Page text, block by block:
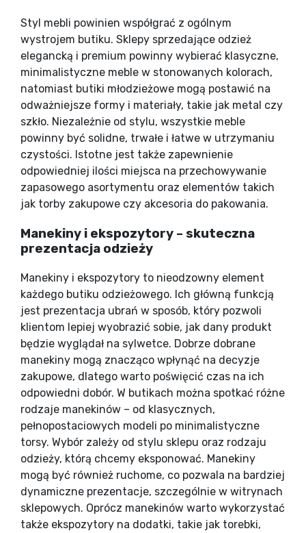
Styl mebli powinien współgrać z ogólnym
wystrojem butiku. Sklepy sprzedające odzież
elegancką i premium powinny wybierać klasyczne,
minimalistyczne meble w stonowanych kolorach,
natomiast butiki młodzieżowe mogą postawić na
odważniejsze formy i materiały, takie jak metal czy
szkło. Niezależnie od stylu, wszystkie meble
powinny być solidne, trwałe i łatwe w utrzymaniu
czystości. Istotne jest także zapewnienie
odpowiedniej ilości miejsca na przechowywanie
zapasowego asortymentu oraz elementów takich
jak torby zakupowe czy akcesoria do pakowania.
Manekiny i ekspozytory – skuteczna
prezentacja odzieży
Manekiny i ekspozytory to nieodzowny element
każdego butiku odzieżowego. Ich główną funkcją
jest prezentacja ubrań w sposób, który pozwoli
klientom lepiej wyobrazić sobie, jak dany produkt
będzie wyglądał na sylwetce. Dobrze dobrane
manekiny mogą znacząco wpłynąć na decyzje
zakupowe, dlatego warto poświęcić czas na ich
odpowiedni dobór. W butikach można spotkać różne
rodzaje manekinów – od klasycznych,
pełnopostaciowych modeli po minimalistyczne
torsy. Wybór zależy od stylu sklepu oraz rodzaju
odzieży, którą chcemy eksponować. Manekiny
mogą być również ruchome, co pozwala na bardziej
dynamiczne prezentacje, szczególnie w witrynach
sklepowych. Oprócz manekinów warto wykorzystać
także ekspozytory na dodatki, takie jak torebki,